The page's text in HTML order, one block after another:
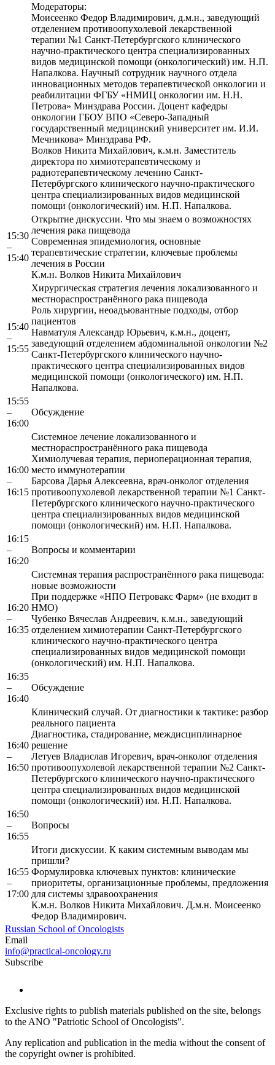
Модераторы:
Моисеенко Федор Владимирович, д.м.н., заведующий
отделением противоопухолевой лекарственной
терапии №1 Санкт-Петербургского клинического
научно-практического центра специализированных
видов медицинской помощи (онкологический) им. Н.П.
Напалкова. Научный сотрудник научного отдела
инновационных методов терапевтической онкологии и
реабилитации ФГБУ «НМИЦ онкологии им. Н.Н.
Петрова» Минздрава России. Доцент кафедры
онкологии ГБОУ ВПО «Северо-Западный
государственный медицинский университет им. И.И.
Мечникова» Минздрава РФ.
Волков Никита Михайлович, к.м.н. Заместитель
директора по химиотерапевтическому и
радиотерапевтическому лечению Санкт-
Петербургского клинического научно-практического
центра специализированных видов медицинской
помощи (онкологический) им. Н.П. Напалкова.
15:30
–
15:40
Открытие дискуссии. Что мы знаем о возможностях
лечения рака пищевода
Современная эпидемиология, основные
терапевтические стратегии, ключевые проблемы
лечения в России
К.м.н. Волков Никита Михайлович
15:40
–
15:55
Хирургическая стратегия лечения локализованного и
местнораспространённого рака пищевода
Роль хирургии, неоадъювантные подходы, отбор
пациентов
Навматуля Александр Юрьевич, к.м.н., доцент,
заведующий отделением абдоминальной онкологии №2
Санкт-Петербургского клинического научно-
практического центра специализированных видов
медицинской помощи (онкологического) им. Н.П.
Напалкова.
15:55
–
16:00
Обсуждение
16:00
–
16:15
Системное лечение локализованного и
местнораспространённого рака пищевода
Химиолучевая терапия, периоперационная терапия,
место иммунотерапии
Барсова Дарья Алексеевна, врач-онколог отделения
противоопухолевой лекарственной терапии №1 Санкт-
Петербургского клинического научно-практического
центра специализированных видов медицинской
помощи (онкологический) им. Н.П. Напалкова.
16:15
–
16:20
Вопросы и комментарии
16:20
–
16:35
Системная терапия распространённого рака пищевода:
новые возможности
При поддержке «НПО Петровакс Фарм» (не входит в
НМО)
Чубенко Вячеслав Андреевич, к.м.н., заведующий
отделением химиотерапии Санкт-Петербургского
клинического научно-практического центра
специализированных видов медицинской помощи
(онкологический) им. Н.П. Напалкова.
16:35
–
16:40
Обсуждение
16:40
–
16:50
Клинический случай. От диагностики к тактике: разбор
реального пациента
Диагностика, стадирование, междисциплинарное
решение
Летуев Владислав Игоревич, врач-онколог отделения
противоопухолевой лекарственной терапии №2 Санкт-
Петербургского клинического научно-практического
центра специализированных видов медицинской
помощи (онкологический) им. Н.П. Напалкова.
16:50
–
16:55
Вопросы
16:55
–
17:00
Итоги дискуссии. К каким системным выводам мы
пришли?
Формулировка ключевых пунктов: клинические
приоритеты, организационные проблемы, предложения
для системы здравоохранения
К.м.н. Волков Никита Михайлович. Д.м.н. Моисеенко
Федор Владимирович.
Russian School of Oncologists
Email
info@practical-oncology.ru
Subscribe
Exclusive rights to publish materials published on the site, belongs
to the ANO "Patriotic School of Oncologists".
Any replication and publication in the media without the consent of
the copyright owner is prohibited.